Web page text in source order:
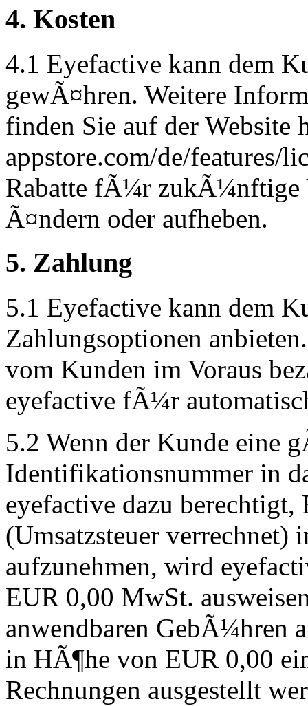
4. Kosten
4.1 Eyefactive kann dem
gewÃ¤hren. Weitere
finden Sie auf der
appstore.com/de/features/
Rabatte fÃ¼r zukÃ¼nftige
Ã¤ndern oder aufheben.
5. Zahlung
5.1 Eyefactive kann dem
Zahlungsoptionen
vom Kunden im Voraus
eyefactive fÃ¼r
5.2 Wenn der Kunde eine
Identifikationsnummer in
eyefactive dazu berechtigt,
(Umsatzsteuer verrechnet)
aufzunehmen, wird
EUR 0,00 MwSt.
anwendbaren GebÃ¼hren
in HÃ¶he von EUR 0,00
Rechnungen ausgestellt